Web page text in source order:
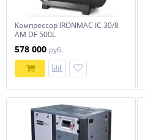
Компрессор IRONMAC IC 30/8
AM DF 500L
578 000 руб.